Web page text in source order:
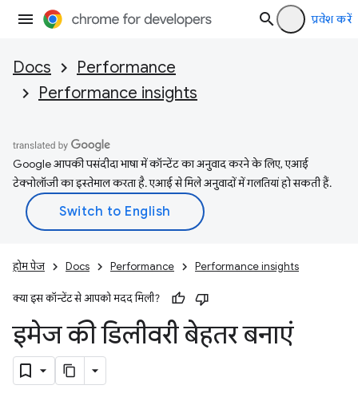
प्रवेश करें
Docs
Performance
Performance insights
Google आपकी पसंदीदा भाषा में कॉन्टेंट का अनुवाद करने के लिए, एआई
टेक्नोलॉजी का इस्तेमाल करता है. एआई से मिले अनुवादों में गलतियां हो सकती हैं.
होम पेज Docs Performance Performance insights
क्या इस कॉन्टेंट से आपको मदद मिली?
इमेज की डिलीवरी बेहतर बनाएं